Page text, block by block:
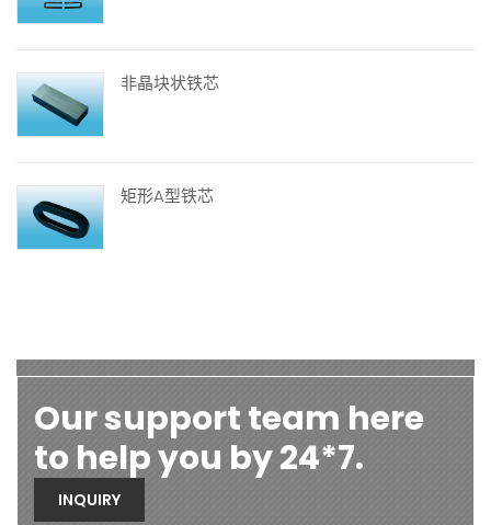
非晶块状铁芯
矩形A型铁芯
Our support team here
to help you by 24*7.
INQUIRY